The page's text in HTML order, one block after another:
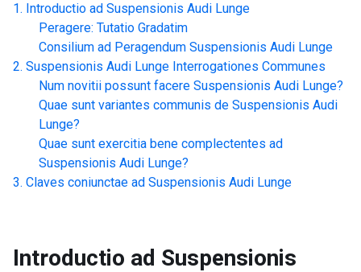
Introductio ad Suspensionis Audi Lunge
Peragere: Tutatio Gradatim
Consilium ad Peragendum Suspensionis Audi Lunge
Suspensionis Audi Lunge Interrogationes Communes
Num novitii possunt facere Suspensionis Audi Lunge?
Quae sunt variantes communis de Suspensionis Audi
Lunge?
Quae sunt exercitia bene complectentes ad
Suspensionis Audi Lunge?
Claves coniunctae ad Suspensionis Audi Lunge
Introductio ad Suspensionis